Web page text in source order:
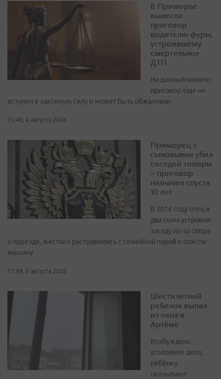
В Приморье
вынесли
приговор
водителю фуры,
устроившему
смертельное
ДТП
На данный момент
приговор еще не
вступил в законную силу и может быть обжалован
15:48, 4 августа 2026
Приморец с
сыновьями убил
соседей топорм
– приговор
назначен спустя
10 лет
В 2016 году отец и
два сына устроили
засаду из‑за спора
о проезде, жестоко расправились с семейной парой и сожгли
машину
11:49, 5 августа 2026
Шестилетний
ребенок выпал
из окна в
Артёме
Возбуждено
уголовное дело,
ребёнку
оказывают